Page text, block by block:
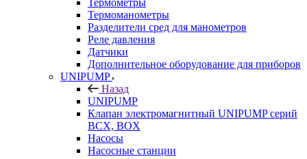
Термометры
Термоманометры
Разделители сред для манометров
Реле давления
Датчики
Дополнительное оборудование для приборов
UNIPUMP
Назад
UNIPUMP
Клапан электромагнитный UNIPUMP серий
BCX, BOX
Насосы
Насосные станции